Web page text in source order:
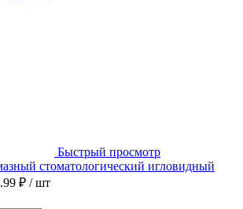
Быстрый просмотр
стоматологический игловидный
₽ / шт